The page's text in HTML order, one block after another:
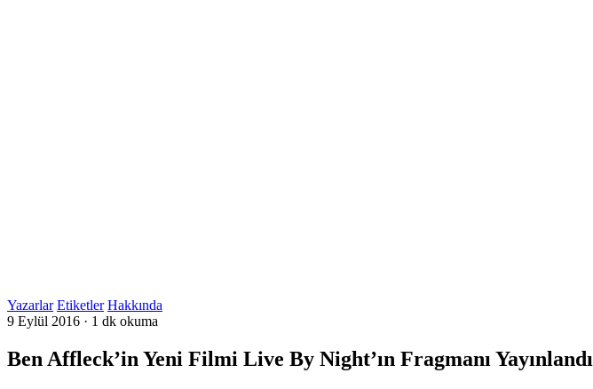
Yazarlar Etiketler Hakkında
9 Eylül 2016 · 1 dk okuma
Ben Affleck’in Yeni Filmi Live By Night’ın Fragmanı Yayınlandı